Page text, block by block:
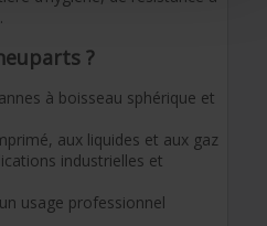
?
à boisseau sphérique et
aux liquides et aux gaz
industrielles et
usage professionnel